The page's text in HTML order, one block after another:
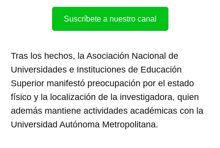
Suscríbete a nuestro canal
Tras los hechos, la Asociación Nacional de
Universidades e Instituciones de Educación
Superior manifestó preocupación por el estado
físico y la localización de la investigadora, quien
además mantiene actividades académicas con la
Universidad Autónoma Metropolitana.